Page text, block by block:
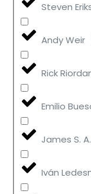
Steven
Andy Weir
Rick
Emilio
James S.
Iván